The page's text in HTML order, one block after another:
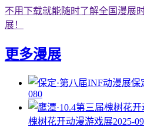
不用下载就能随时了解全国漫展
展！
更多漫展
保
080
槐树花开动漫游戏展2025-